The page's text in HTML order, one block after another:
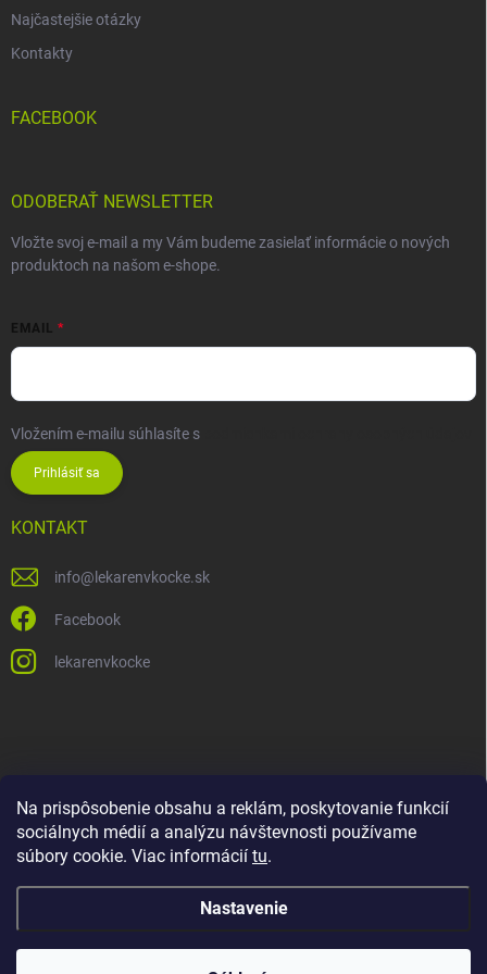
Na prispôsobenie obsahu a reklám, poskytovanie funkcií
sociálnych médií a analýzu návštevnosti používame
súbory cookie. Viac informácií tu.
Nastavenie
Najčastejšie otázky
Kontakty
FACEBOOK
ODOBERAŤ NEWSLETTER
Vložte svoj e-mail a my Vám budeme zasielať informácie o nových
produktoch na našom e-shope.
EMAIL
Vložením e-mailu súhlasíte s
Prihlásiť sa
KONTAKT
info@ lekarenvkocke.sk
Facebook
lekarenvkocke